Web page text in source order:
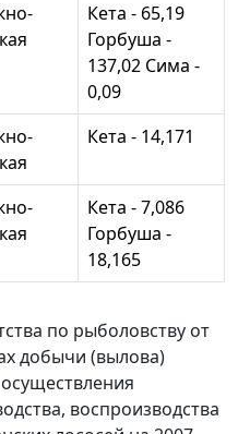
Кета - 65,19
Горбуша -
137,02 Сима -
0,09
Кета - 14,171
Кета - 7,086
Горбуша -
18,165
по рыболовству от
добычи (вылова)
воспроизводства